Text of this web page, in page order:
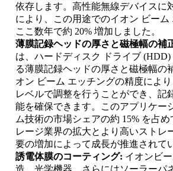
依存します。高性能無線デバイスに
により、この用途でのイオン ビーム
ここ数年で約 20% 増加しました。
薄膜記録ヘッドの厚さと磁極幅の補
は、ハードディスク ドライブ
る薄膜記録ヘッドの厚さと磁極幅の
オン ビーム エッチングの精度によ
レベルで調整を行うことができ、記
能を確保できます。このアプリケー
ム技術の市場シェアの約 15% を占
レージ業界の拡大とより高いストレ
要の増加によって成長が推進されて
誘電体膜のコーティング: イオンビ